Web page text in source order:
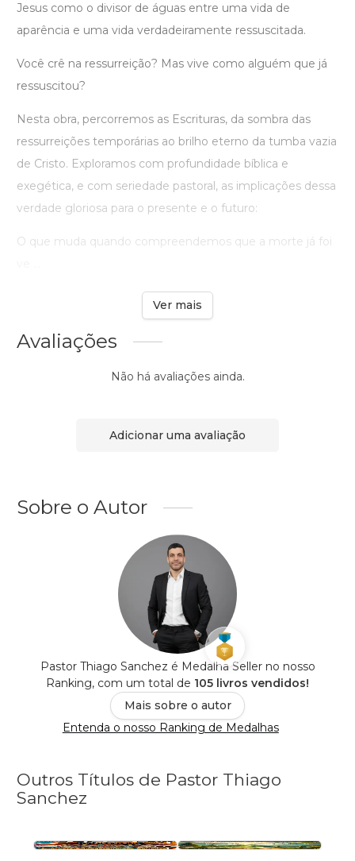
Jesus como o divisor de águas entre uma vida de
aparência e uma vida verdadeiramente ressuscitada.
Você crê na ressurreição? Mas vive como alguém que já
ressuscitou?
Nesta obra, percorremos as Escrituras, da sombra das
ressurreições temporárias ao brilho eterno da tumba vazia
de Cristo. Exploramos com profundidade bíblica e
exegética, e com seriedade pastoral, as implicações dessa
verdade gloriosa para o presente e o futuro:
O que muda quando compreendemos que a morte já foi
Ver mais
Avaliações
Não há avaliações ainda.
Adicionar uma avaliação
Sobre o Autor
Pastor Thiago Sanchez é Medalha Seller no nosso
Ranking, com um total de 105 livros vendidos!
Mais sobre o autor
Entenda o nosso Ranking de Medalhas
Outros Títulos de Pastor Thiago
Sanchez